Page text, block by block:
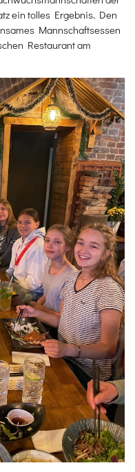
ein tolles Ergebnis. Den
Mannschaftsessen
Restaurant am